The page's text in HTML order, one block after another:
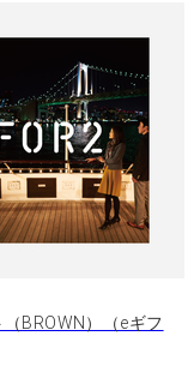
（BROWN）（eギフ